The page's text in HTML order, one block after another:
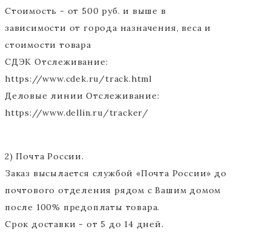
Стоимость - от 500 руб. и выше в
зависимости от города назначения, веса и
стоимости товара
СДЭК Отслеживание:
https://www.cdek.ru/track.html
Деловые линии Отслеживание:
https://www.dellin.ru/tracker/
2) Почта России.
Заказ высылается службой «Почта России» до
почтового отделения рядом с Вашим домом
после 100% предоплаты товара.
Срок доставки - от 5 до 14 дней.